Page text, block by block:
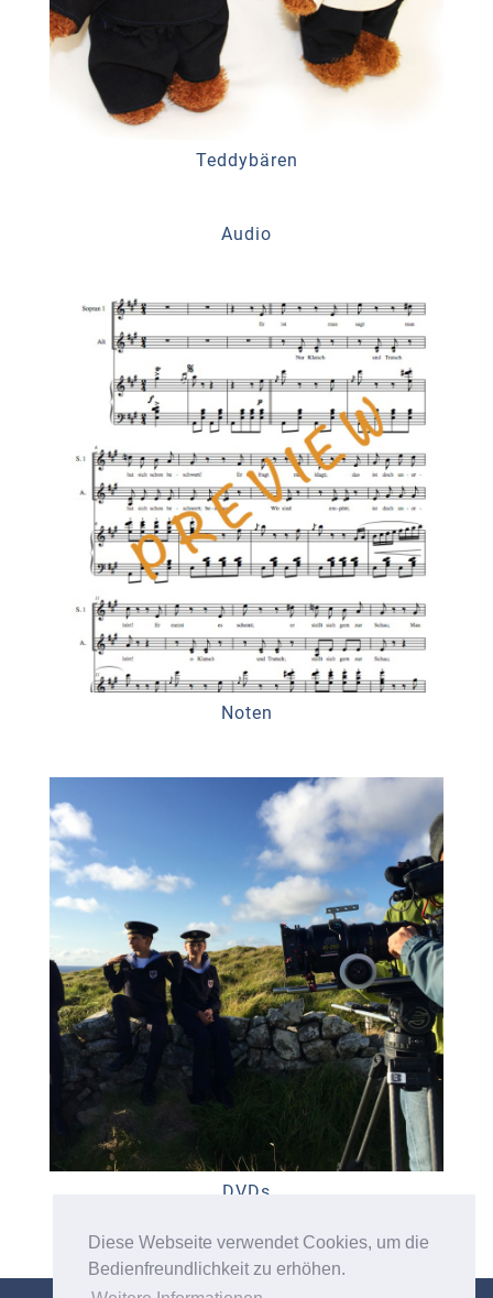
Diese Webseite verwendet Cookies, um die
Bedienfreundlichkeit zu erhöhen.
Teddybären
Audio
Noten
DVDs